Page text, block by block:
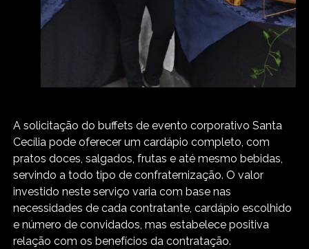
A solicitação do buffets de evento corporativo Santa
Cecília pode oferecer um cardápio completo, com
pratos doces, salgados, frutas e até mesmo bebidas,
servindo a todo tipo de confraternização. O valor
investido neste serviço varia com base nas
necessidades de cada contratante, cardápio escolhido
e número de convidados, mas estabelece positiva
relação com os benefícios da contratação.